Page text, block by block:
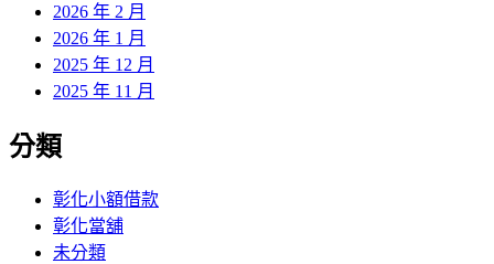
2026 年 2 月
2026 年 1 月
2025 年 12 月
2025 年 11 月
分類
彰化小額借款
彰化當舖
未分類